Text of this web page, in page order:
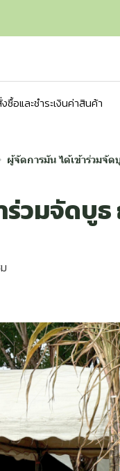
ซื้อและชำระเงินค่าสินค้า
ผู้จัดการมัน ได้เข้าร่วมจั
ร่วมจัดบู